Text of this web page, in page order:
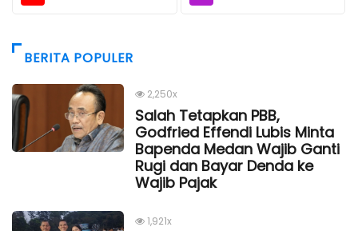
BERITA POPULER
2,250x
Salah Tetapkan PBB,
Godfried Effendi Lubis Minta
Bapenda Medan Wajib Ganti
Rugi dan Bayar Denda ke
Wajib Pajak
1,921x